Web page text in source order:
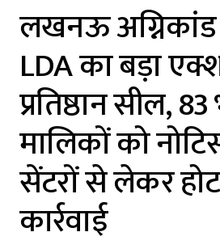
लखनऊ
LDA का बड़ा
प्रतिष्ठान सील,
मालिकों को
सेंटरों से लेकर
कार्रवाई